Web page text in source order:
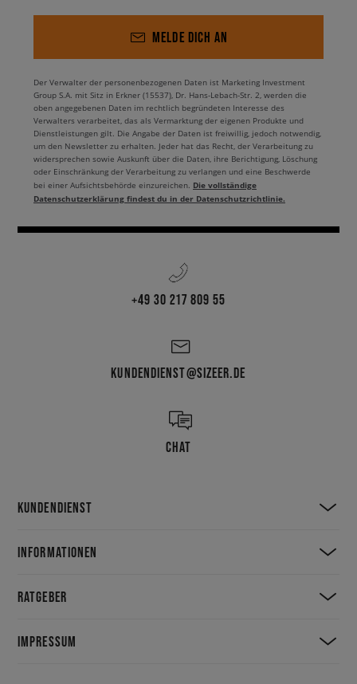
MELDE DICH AN
Der Verwalter der personenbezogenen Daten ist Marketing Investment
Group S.A. mit Sitz in Erkner (15537), Dr. Hans-Lebach-Str. 2, werden die
oben angegebenen Daten im rechtlich begründeten Interesse des
Verwalters verarbeitet, das als Vermarktung der eigenen Produkte und
Dienstleistungen gilt. Die Angabe der Daten ist freiwillig, jedoch notwendig,
um den Newsletter zu erhalten. Jeder hat das Recht, der Verarbeitung zu
widersprechen sowie Auskunft über die Daten, ihre Berichtigung, Löschung
oder Einschränkung der Verarbeitung zu verlangen und eine Beschwerde
bei einer Aufsichtsbehörde einzureichen. Die vollständige
Datenschutzerklärung findest du in der Datenschutzrichtlinie.
+49 30 217 809 55
KUNDENDIENST@SIZEER.DE
CHAT
KUNDENDIENST
INFORMATIONEN
RATGEBER
IMPRESSUM